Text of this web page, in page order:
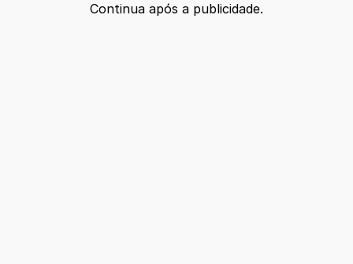
Continua após a publicidade.